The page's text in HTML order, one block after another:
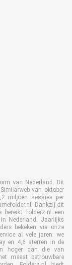
van Nederland. Dit
van oktober
miljoen sessies per
Dankzij dit
bereikt Folderz.nl een
Nederland. Jaarlijks
bekeken via onze
al vele jaren: we
en 4,6 sterren in de
hoger dan die van
meest betrouwbare